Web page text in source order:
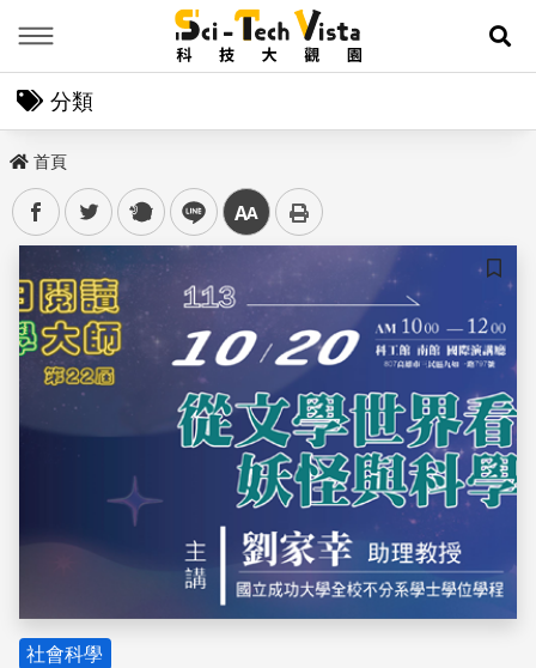
展
分類
首頁
facebooktwitter plurk line 中
儲存
社會科學